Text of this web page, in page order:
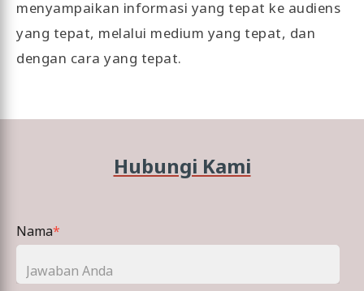
menyampaikan informasi yang tepat ke audiens
yang tepat, melalui medium yang tepat, dan
dengan cara yang tepat.
Hubungi Kami
Nama*